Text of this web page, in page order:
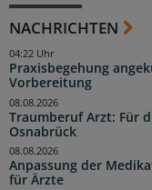
NACHRICHTEN
Praxisbegehung
Vorbereitung
04:22 Uhr
Traumberuf Arzt: Für
Osnabrück
08.08.2026
Anpassung der
für Ärzte
08.08.2026